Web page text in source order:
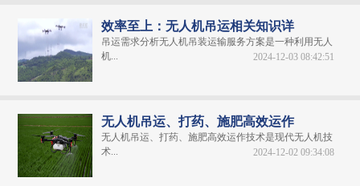
效率至上：无人机吊运相关知识详
吊运需求分析无人机吊装运输服务方案是一种利用无人
机...
2024-12-03 08:42:51
无人机吊运、打药、施肥高效运作
无人机吊运、打药、施肥高效运作技术是现代无人机技
术...
2024-12-02 09:34:08